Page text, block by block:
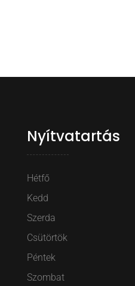
Nyítvatartás
Hétfő
Kedd
Szerda
Csütörtök
Péntek
Szombat